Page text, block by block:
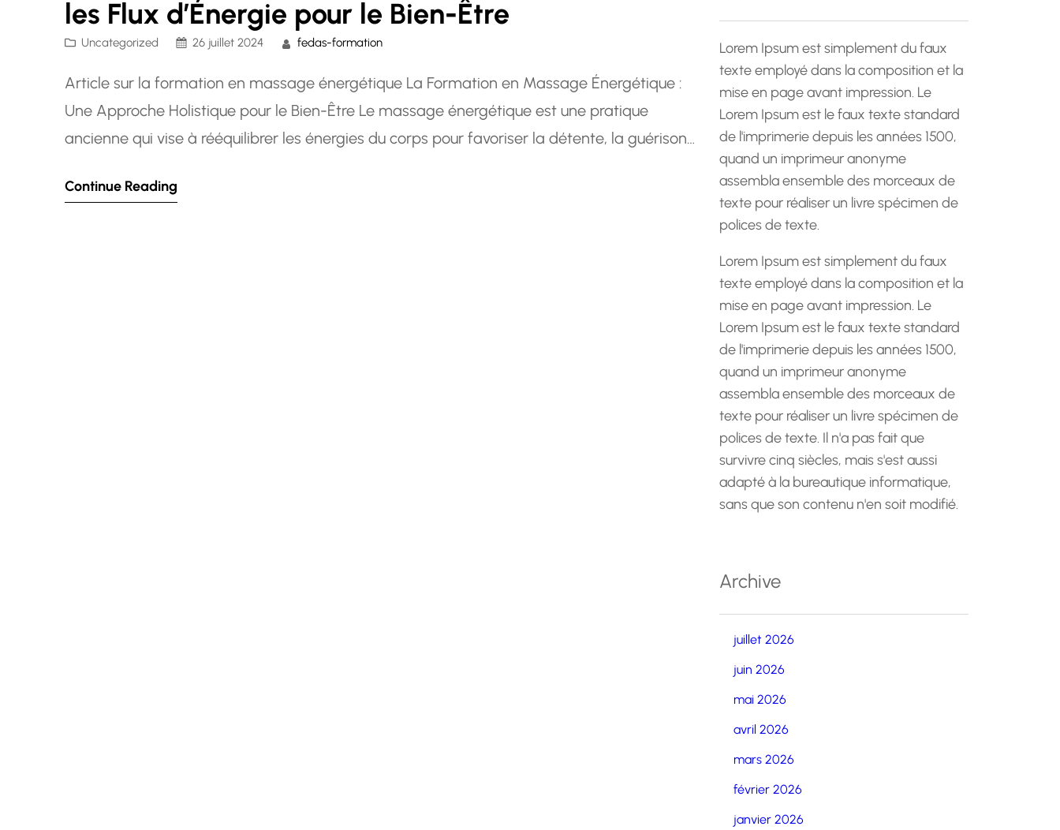
les Flux d’Énergie pour le Bien-Être
Uncategorized 26 juillet 2024 fedas-formation
Article sur la formation en massage énergétique La Formation en Massage Énergétique :
Une Approche Holistique pour le Bien-Être Le massage énergétique est une pratique
ancienne qui vise à rééquilibrer les énergies du corps pour favoriser la détente, la guérison
Continue Reading
h
e
Lorem Ipsum est simplement du faux
texte employé dans la composition et la
mise en page avant impression. Le
Lorem Ipsum est le faux texte standard
de l'imprimerie depuis les années 1500,
quand un imprimeur anonyme
assembla ensemble des morceaux de
texte pour réaliser un livre spécimen de
polices de texte.
Lorem Ipsum est simplement du faux
texte employé dans la composition et la
mise en page avant impression. Le
Lorem Ipsum est le faux texte standard
de l'imprimerie depuis les années 1500,
quand un imprimeur anonyme
assembla ensemble des morceaux de
texte pour réaliser un livre spécimen de
polices de texte. Il n'a pas fait que
survivre cinq siècles, mais s'est aussi
adapté à la bureautique informatique,
sans que son contenu n'en soit modifié.
Archive
juillet 2026
juin 2026
mai 2026
avril 2026
mars 2026
février 2026
janvier 2026